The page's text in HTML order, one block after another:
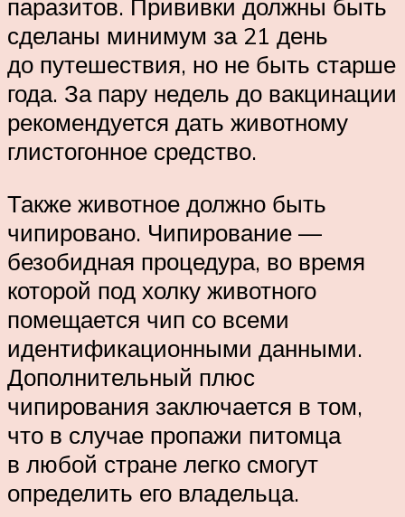
паразитов. Прививки должны быть
сделаны минимум за 21 день
до путешествия, но не быть старше
года. За пару недель до вакцинации
рекомендуется дать животному
глистогонное средство.
Также животное должно быть
чипировано. Чипирование —
безобидная процедура, во время
которой под холку животного
помещается чип со всеми
идентификационными данными.
Дополнительный плюс
чипирования заключается в том,
что в случае пропажи питомца
в любой стране легко смогут
определить его владельца.